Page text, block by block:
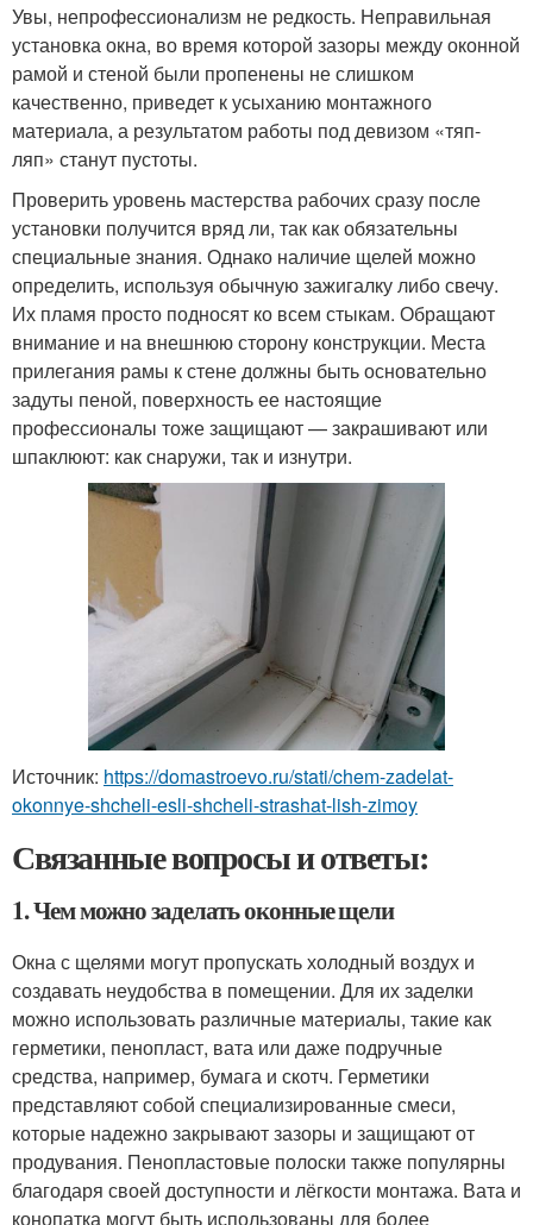
Увы, непрофессионализм не редкость. Неправильная
установка окна, во время которой зазоры между оконной
рамой и стеной были пропенены не слишком
качественно, приведет к усыханию монтажного
материала, а результатом работы под девизом «тяп-
ляп» станут пустоты.
Проверить уровень мастерства рабочих сразу после
установки получится вряд ли, так как обязательны
специальные знания. Однако наличие щелей можно
определить, используя обычную зажигалку либо свечу.
Их пламя просто подносят ко всем стыкам. Обращают
внимание и на внешнюю сторону конструкции. Места
прилегания рамы к стене должны быть основательно
задуты пеной, поверхность ее настоящие
профессионалы тоже защищают — закрашивают или
шпаклюют: как снаружи, так и изнутри.
Источник: https://domastroevo.ru/stati/chem-zadelat-
okonnye-shcheli-esli-shcheli-strashat-lish-zimoy
Связанные вопросы и ответы:
1. Чем можно заделать оконные щели
Окна с щелями могут пропускать холодный воздух и
создавать неудобства в помещении. Для их заделки
можно использовать различные материалы, такие как
герметики, пенопласт, вата или даже подручные
средства, например, бумага и скотч. Герметики
представляют собой специализированные смеси,
которые надежно закрывают зазоры и защищают от
продувания. Пенопластовые полоски также популярны
благодаря своей доступности и лёгкости монтажа. Вата и
конопатка могут быть использованы для более